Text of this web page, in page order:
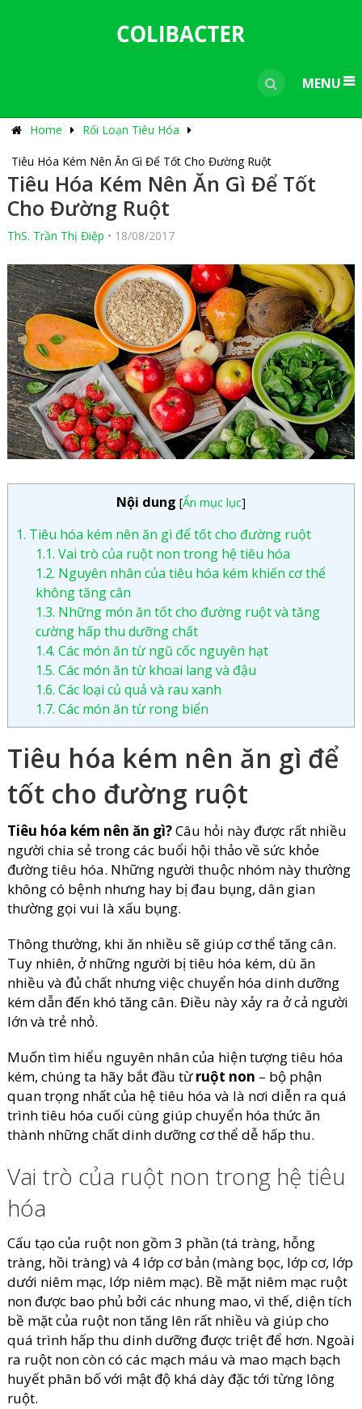
MENU
Home Rối Loạn Tiêu Hóa
Tiêu Hóa Kém Nên Ăn Gì Để Tốt Cho Đường Ruột
Tiêu Hóa Kém Nên Ăn Gì Để Tốt
Cho Đường Ruột
ThS. Trần Thị Điệp • 18/08/2017
Nội dung [Ẩn mục lục]
1. Tiêu hóa kém nên ăn gì để tốt cho đường ruột
1.1. Vai trò của ruột non trong hệ tiêu hóa
1.2. Nguyên nhân của tiêu hóa kém khiến cơ thể
không tăng cân
1.3. Những món ăn tốt cho đường ruột và tăng
cường hấp thu dưỡng chất
1.4. Các món ăn từ ngũ cốc nguyên hạt
1.5. Các món ăn từ khoai lang và đậu
1.6. Các loại củ quả và rau xanh
1.7. Các món ăn từ rong biển
Tiêu hóa kém nên ăn gì để
tốt cho đường ruột
Tiêu hóa kém nên ăn gì?Câu hỏi này được rất nhiều
người chia sẻ trong các buổi hội thảo về sức khỏe
đường tiêu hóa. Những người thuộc nhóm này thường
không có bệnh nhưng hay bị đau bụng, dân gian
thường gọi vui là xấu bụng.
Thông thường, khi ăn nhiều sẽ giúp cơ thể tăng cân.
Tuy nhiên, ở những người bị tiêu hóa kém, dù ăn
nhiều và đủ chất nhưng việc chuyển hóa dinh dưỡng
kém dẫn đến khó tăng cân. Điều này xảy ra ở cả người
lớn và trẻ nhỏ.
Muốn tìm hiểu nguyên nhân của hiện tượng tiêu hóa
kém, chúng ta hãy bắt đầu từruột non – bộ phận
quan trọng nhất của hệ tiêu hóa và là nơi diễn ra quá
trình tiêu hóa cuối cùng giúp chuyển hóa thức ăn
thành những chất dinh dưỡng cơ thể dễ hấp thu.
Vai trò của ruột non trong hệ tiêu
hóa
Cấu tạo của ruột non gồm 3 phần (tá tràng, hỗng
tràng, hồi tràng) và 4 lớp cơ bản (màng bọc, lớp cơ, lớp
dưới niêm mạc, lớp niêm mạc). Bề mặt niêm mạc ruột
non được bao phủ bởi các nhung mao, vì thế, diện tích
bề mặt của ruột non tăng lên rất nhiều và giúp cho
quá trình hấp thu dinh dưỡng được triệt để hơn. Ngoài
ra ruột non còn có các mạch máu và mao mạch bạch
huyết phân bố với mật độ khá dày đặc tới từng lông
ruột.